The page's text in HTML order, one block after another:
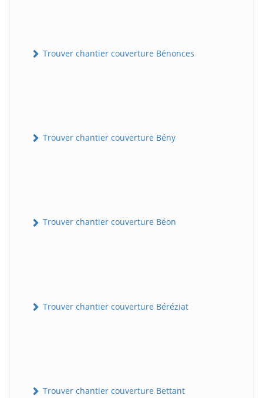
Trouver chantier couverture Bénonces
Trouver chantier couverture Bény
Trouver chantier couverture Béon
Trouver chantier couverture Béréziat
Trouver chantier couverture Bettant